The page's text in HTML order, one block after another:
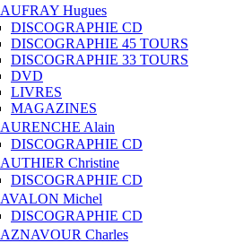
AUFRAY Hugues
DISCOGRAPHIE CD
DISCOGRAPHIE 45 TOURS
DISCOGRAPHIE 33 TOURS
DVD
LIVRES
MAGAZINES
AURENCHE Alain
DISCOGRAPHIE CD
AUTHIER Christine
DISCOGRAPHIE CD
AVALON Michel
DISCOGRAPHIE CD
AZNAVOUR Charles